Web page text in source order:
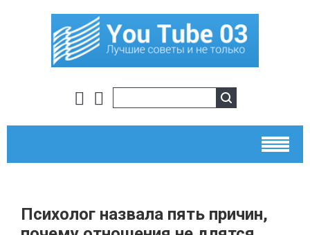
Психолог назвала пять причин,